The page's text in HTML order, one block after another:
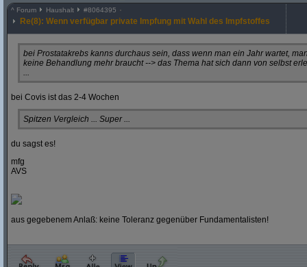
^ Forum Haushalt #8064395
Re(8): Wenn verfügbar private Impfung mit Wahl des Impfstoffes
bei Prostatakrebs kanns durchaus sein, dass wenn man ein Jahr wartet,
keine Behandlung mehr braucht --> das Thema hat sich dann von selbst
...
bei Covis ist das 2-4 Wochen
Spitzen Vergleich ... Super ...
du sagst es!
mfg
AVS
aus gegebenem Anlaß: keine Toleranz gegenüber Fundamentalisten!